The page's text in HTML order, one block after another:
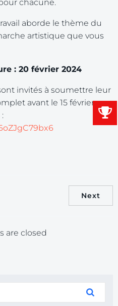
chacune.
aborde le thème du
artistique que vous
: 20 février 2024
invités à soumettre leur
avant le 15 février
Next
are closed